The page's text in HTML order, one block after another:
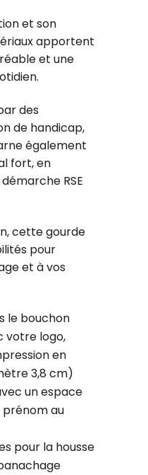
et son
apportent
et une
des
de handicap,
également
fort, en
RSE
cette gourde
pour
et à vos
le bouchon
votre logo,
en
3,8 cm)
un espace
au
pour la housse